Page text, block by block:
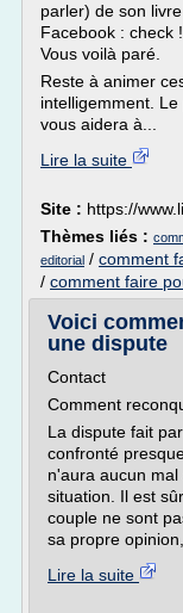
parler) de son
Facebook : check
Vous voilà paré.
Reste à animer
intelligemment.
vous aidera à...
Lire la suite
Site : https://
Thèmes liés :
editorial / comment
/ comment faire
Voici
une dispute
Contact
Comment
La dispute fait
confronté
n'aura aucun
situation. Il est
couple ne sont
sa propre
Lire la suite